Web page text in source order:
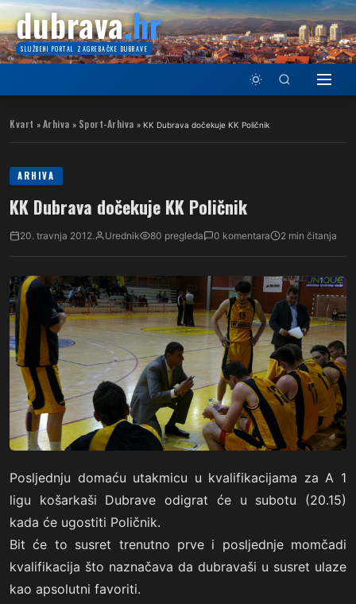
dubrava.hr
SLUŽBENI PORTAL ZAGREBAČKE DUBRAVE
Kvart » Arhiva » Sport-Arhiva » KK Dubrava dočekuje KK Poličnik
ARHIVA
KK Dubrava dočekuje KK Poličnik
20. travnja 2012. Urednik 80 pregleda 0 komentara 2 min čitanja
Posljednju domaću utakmicu u kvalifikacijama za A 1
ligu košarkaši Dubrave odigrat će u subotu (20.15)
kada će ugostiti Poličnik.
Bit će to susret trenutno prve i posljednje momčadi
kvalifikacija što naznačava da dubravaši u susret ulaze
kao apsolutni favoriti.